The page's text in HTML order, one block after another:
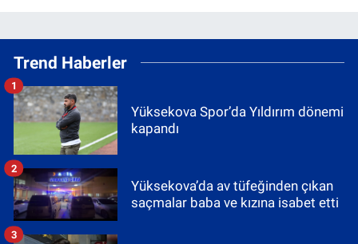
Trend Haberler
Yüksekova Spor’da Yıldırım dönemi
kapandı
1
Yüksekova’da av tüfeğinden çıkan
saçmalar baba ve kızına isabet etti
2
3